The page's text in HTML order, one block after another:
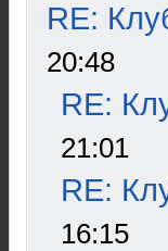
RE:
20:48
RE:
21:01
RE:
16:15